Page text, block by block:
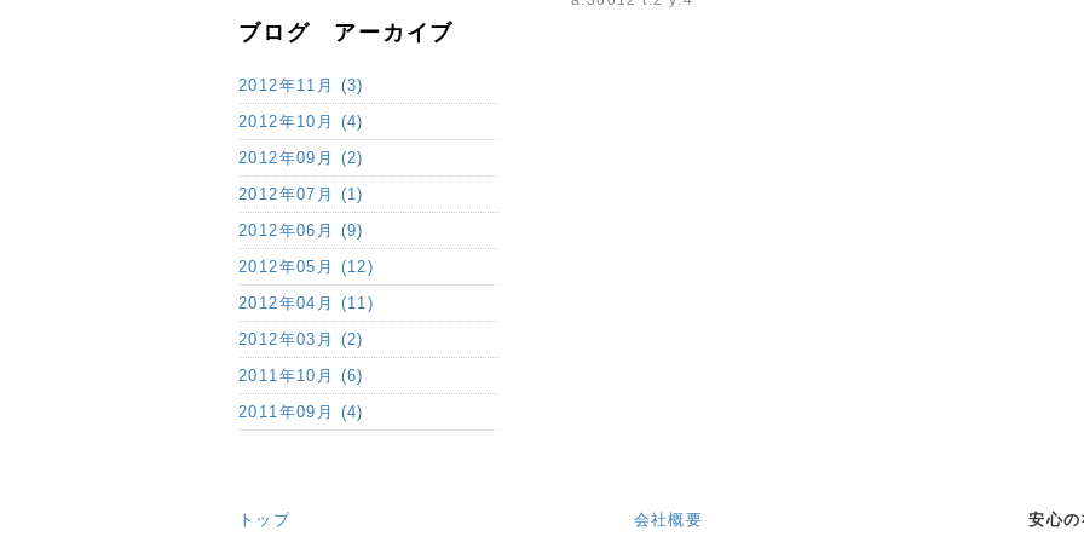
ブログ アーカイブ
2012年11月 (3)
2012年10月 (4)
2012年09月 (2)
2012年07月 (1)
2012年06月 (9)
2012年05月 (12)
2012年04月 (11)
2012年03月 (2)
2011年10月 (6)
2011年09月 (4)
トップ 会社概要 安心の